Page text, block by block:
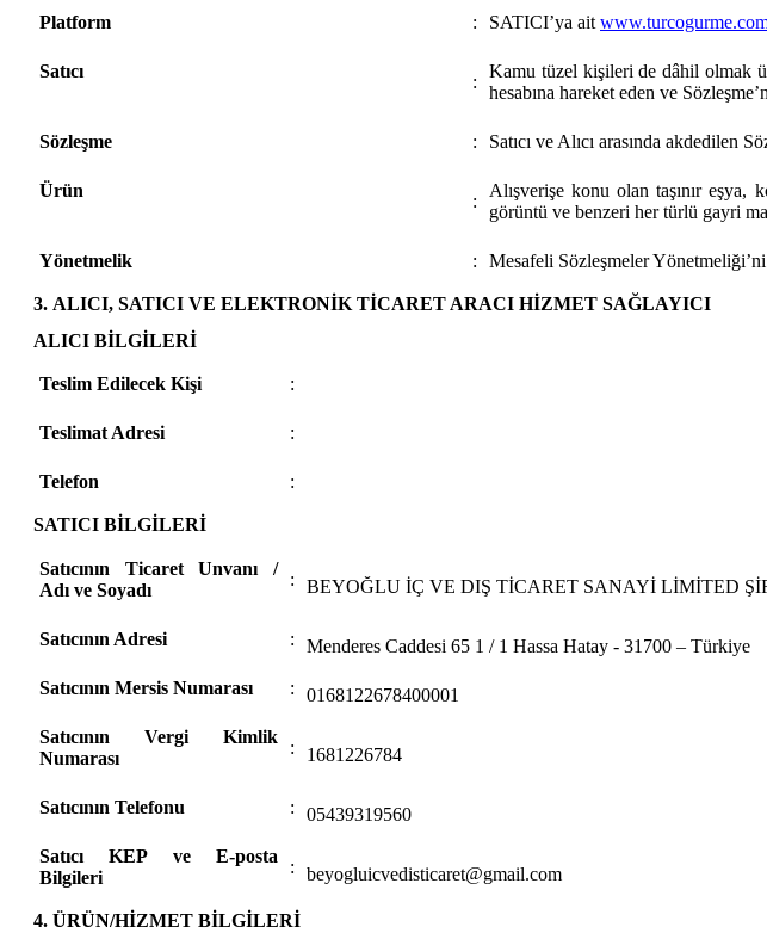
Platform : SATICI’ya ait
Satıcı
:
Kamu tüzel kişileri de dâhil olmak
hesabına hareket eden ve
Sözleşme : Satıcı ve Alıcı arasında akdedilen
Ürün
:
Alışverişe konu olan taşınır eşya,
görüntü ve benzeri her türlü gayri
Yönetmelik : Mesafeli Sözleşmeler
3. ALICI, SATICI VE ELEKTRONİK TİCARET ARACI HİZMET SAĞLAYICI
ALICI BİLGİLERİ
Teslim Edilecek Kişi :
Teslimat Adresi :
Telefon :
SATICI BİLGİLERİ
Satıcının Ticaret Unvanı /
Adı ve Soyadı
: BEYOĞLU İÇ VE DIŞ TİCARET SANAYİ LİMİTED
Satıcının Adresi : Menderes Caddesi 65 1 / 1 Hassa Hatay - 31700 – Türkiye
Satıcının Mersis Numarası : 0168122678400001
Satıcının Vergi Kimlik
Numarası
: 1681226784
Satıcının Telefonu : 05439319560
Satıcı KEP ve E-posta
Bilgileri
: beyogluicvedisticaret@gmail.com
4. ÜRÜN/HİZMET BİLGİLERİ